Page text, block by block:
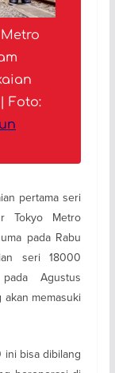
Foto:
pertama seri
Tokyo Metro
pada Rabu
seri 18000
Agustus
memasuki
ini bisa dibilang